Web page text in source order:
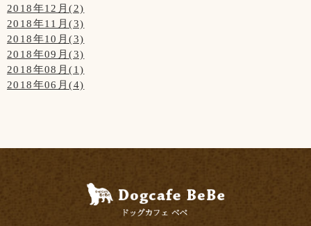
2018年12月(2)
2018年11月(3)
2018年10月(3)
2018年09月(3)
2018年08月(1)
2018年06月(4)